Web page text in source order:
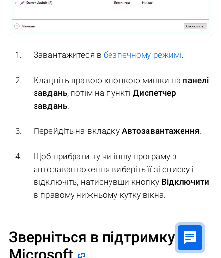
Завантажитеся вбезпечному режимі.
Клацніть правою кнопкою мишки на панелі
завдань, потім на пунктіДиспетчер
завдань.
Перейдіть на вкладку Автозавантаження.
Щоб прибрати ту чи іншу програму з
автозавантаження виберіть її зі списку і
відключіть, натиснувши кнопку Відключити
в правому нижньому кутку вікна.
Зверніться в підтримку
Microsoft